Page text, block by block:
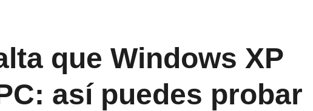
que Windows XP
así puedes probar